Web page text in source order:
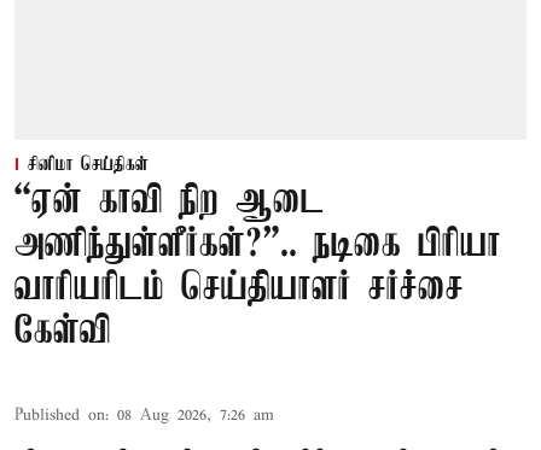
சினிமா செய்திகள்
“ஏன் காவி நிற ஆடை
அணிந்துள்ளீர்கள்?”.. நடிகை பிரியா
வாரியரிடம் செய்தியாளர் சர்ச்சை
கேள்வி
Published on: 08 Aug 2026, 7:26 am